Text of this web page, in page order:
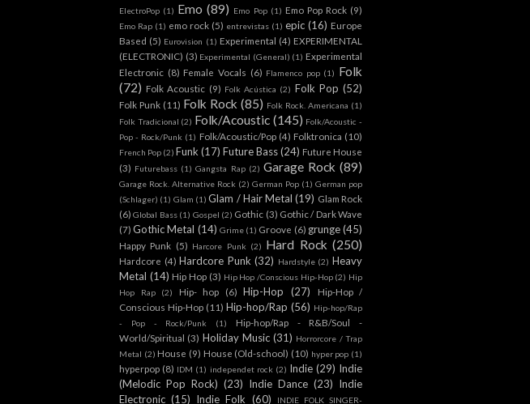
ElectroPop (1) Emo (89) Emo Pop (1) Emo Pop Rock (9)
Emo Rap (1) emo rock (5) entrevistas (1) epic (16) Europe
Based (5) Eurovision (1) Experimental (4) EXPERIMENTAL
(ELECTRONIC) (3) Experimental (General) (1) Experimental
Electronic (8) Female Vocals (6) Flamenco pop (1) Folk
(72) Folk Acoustic (9) Folk Acústica (2) Folk Pop (52)
Folk Punk (11) Folk Rock (85) Folk Rock. Americana (1)
Folk Tradicional (2) Folk/Acoustic (145) Folk/Acoustic -
Pop - Rock/Punk (1) Folk/Acoustic/Pop (4) Folktronica (10)
French Pop (2) Funk (17) Future Bass(24) Future House
(3) Futurebass (1) Gangsta Rap (2) Garage Rock (89)
Garage Rock. Alternative Rock (2) German Pop (1) German pop
(Schlager) (1) Glam (1) Glam / Hair Metal (19) Glam Rock
(6) Global Bass (1) Gospel (2) Gothic (3) Gothic / Dark Wave
(7) Gothic Metal (14) Grime (1) Groove (6) grunge (45)
Happy Punk (5) Harcore Punk (2) Hard Rock (250)
Hardcore (4) Hardcore Punk (32) Hardstyle (2) Heavy
Metal (14) Hip Hop (3) Hip Hop /Conscious Hip-Hop (2) Hip
Hop Rap
(2) Hip- hop (6) Hip-Hop (27)
Hip-Hop /
Conscious Hip-Hop (11) Hip-hop/Rap (56) Hip-hop/Rap
- Pop - Rock/Punk
(1)
Hip-hop/Rap - R&B/Soul -
World/Spiritual (3) Holiday Music (31) Horrorcore / Trap
Metal (2) House (9) House (Old-school) (10) hyper pop (1)
hyperpop (8) IDM (1) independet rock (2) Indie (29) Indie
(Melodic Pop Rock) (23) Indie Dance (23) Indie
Electronic (15) Indie Folk (60) INDIE FOLK SINGER-